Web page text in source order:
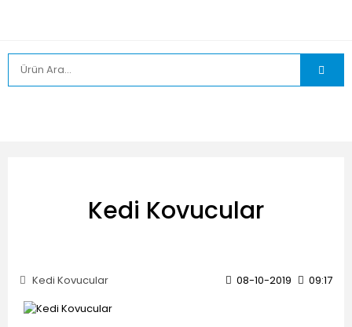
Kedi Kovucular
Kedi Kovucular 08-10-2019 09:17